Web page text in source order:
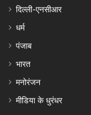
दिल्ली-एनसीआर
धर्म
पंजाब
भारत
मनोरंजन
मीडिया के धुरंधर